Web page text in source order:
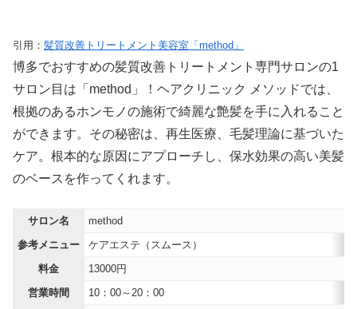
引用： 髪質改善トリートメント美容室「method」
博多でおすすめの髪質改善トリートメント専門サロンの1
サロン目は「method」！ヘアクリニック メソッドでは、
根拠のあるホンモノの施術で綺麗な艶髪を手に入れること
ができます。その秘密は、再生医療、毛髪理論に基づいた
ケア。根本的な原因にアプローチし、保水効果の高い美髪
のベースを作ってくれます。
サロン名
method
参考メニュー
ケアエステ（スムース）
料金
13000円
営業時間
10：00～20：00